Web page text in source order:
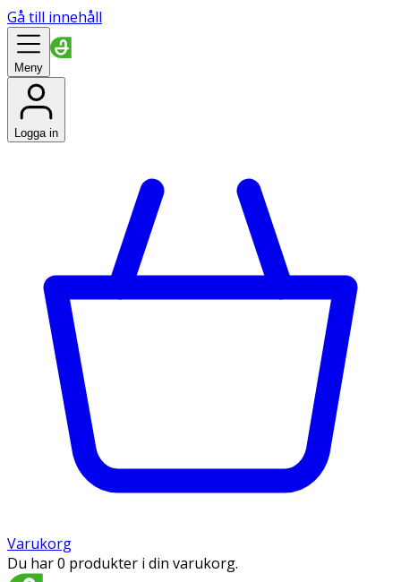
Gå till innehåll
Meny
Logga in
Varukorg
Du har 0 produkter i din varukorg.